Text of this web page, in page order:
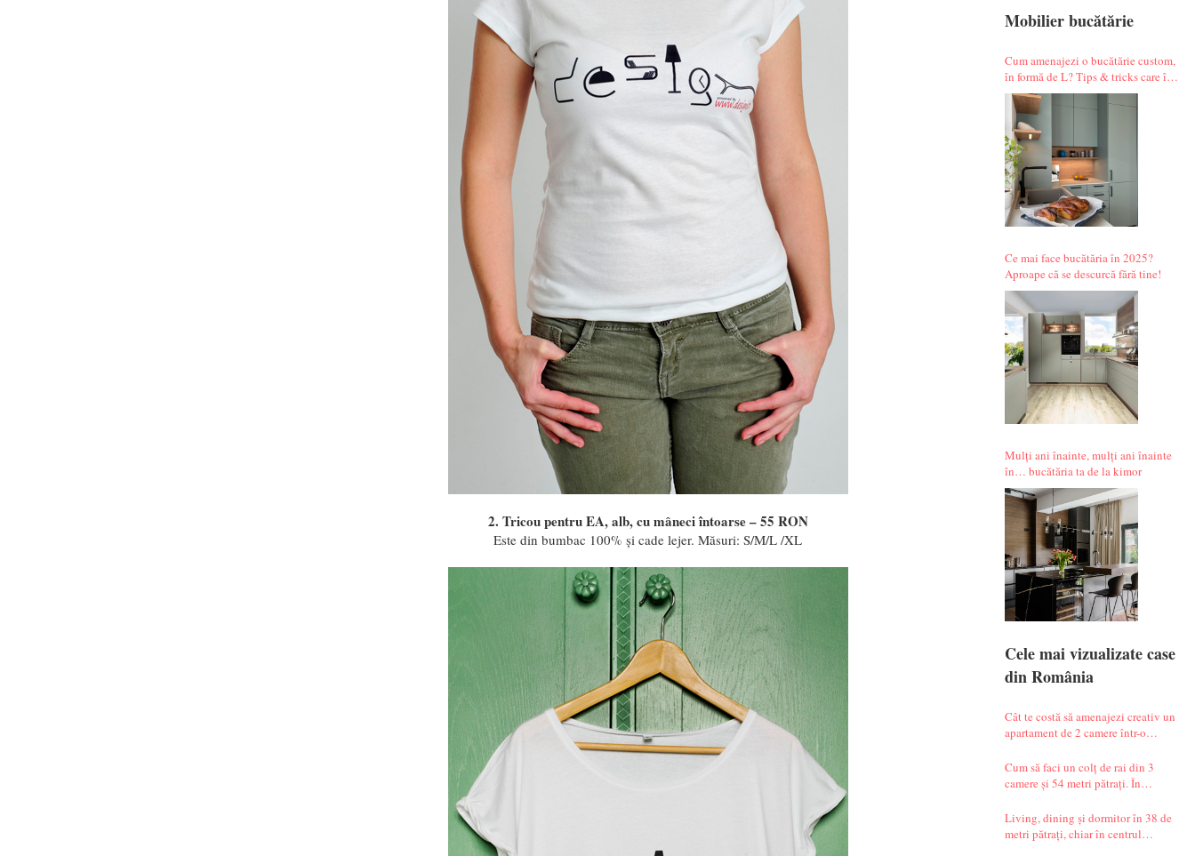
Mobilier bucătărie
Cum amenajezi o bucătărie custom,
în formă de L? Tips & tricks care îți
fac alegerile mai simple.
Ce mai face bucătăria în 2025?
Aproape că se descurcă fără tine!
Mulți ani înainte, mulți ani înainte
în… bucătăria ta de la kimor
Cele mai vizualizate case
din România
Cât te costă să amenajezi creativ un
apartament de 2 camere într-o
Cum să faci un colț de rai din 3
camere și 54 metri pătrați. În
Living, dining și dormitor în 38 de
metri pătrați, chiar în centrul
2. Tricou pentru EA, alb, cu mâneci întoarse – 55 RON
Este din bumbac 100% și cade lejer. Măsuri: S/M/L /XL